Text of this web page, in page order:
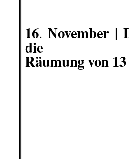
16. November |
die
Räumung von